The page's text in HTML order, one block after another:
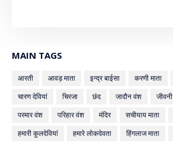
MAIN TAGS
आरती आवड़ माता इन्द्र बाईसा करणी माता
चारण देवियां
चिरजा छंद जादौन वंश जीवनी
परमार वंश
परिहार वंश मंदिर सचीयाय माता
हमारी कुलदेवियां
हमारे लोकदेवता हिंगलाज माता